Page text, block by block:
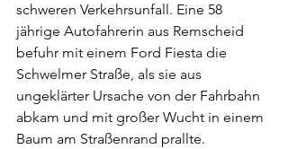
schweren Verkehrsunfall. Eine 58
jährige Autofahrerin aus Remscheid
befuhr mit einem Ford Fiesta die
Schwelmer Straße, als sie aus
ungeklärter Ursache von der Fahrbahn
abkam und mit großer Wucht in einem
Baum am Straßenrand prallte.